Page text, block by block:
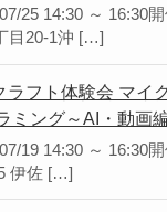
25 14:30 ～ 16:30
目20-1沖 […]
ラフト体験会 マイ
ミング～AI・動画
19 14:30 ～ 16:30
伊佐 […]